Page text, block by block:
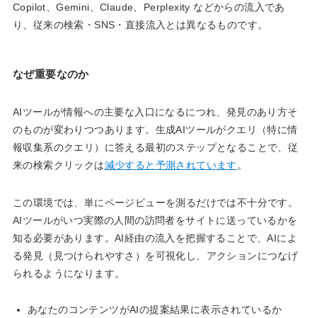
Copilot、Gemini、Claude、Perplexity などからの流入であ
り、従来の検索・SNS・直接流入とは異なるものです。
なぜ重要なのか
AIツールが情報への主要な入口になるにつれ、発見のあり方そ
のものが変わりつつあります。生成AIツールがクエリ（特に情
報収集系のクエリ）に答える最初のステップとなることで、従
来の検索クリックは減少すると予測されています 。
この環境では、単にページビューを測るだけでは不十分です。
AIツールがいつ実際の人間の訪問者をサイトに送っているかを
知る必要があります。AI経由の流入を把握することで、AIによ
る発見（見つけられやすさ）を可視化し、アクションにつなげ
られるようになります。
あなたのコンテンツがAIの提案結果に表示されているか